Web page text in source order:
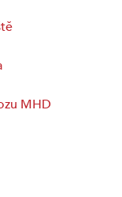
MHD